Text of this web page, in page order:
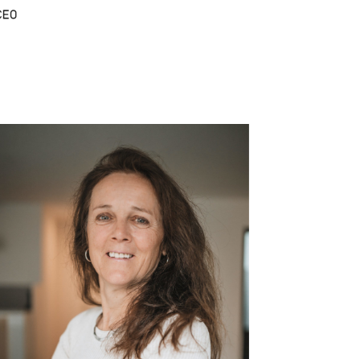
“Meine Tätigkeitsbereich in der